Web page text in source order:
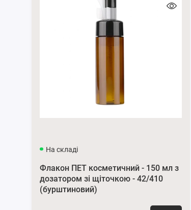
На складі
Флакон ПЕТ косметичний - 150 мл з
дозатором зі щіточкою - 42/410
(бурштиновий)